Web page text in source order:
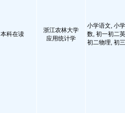
本科在读
浙江农林大学
应用统计学
小学语文, 小
数, 初一初二
初二物理, 初